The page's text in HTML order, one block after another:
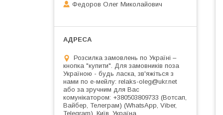
Федоров Олег Миколайович
Розсилка замовлень по Україні –
кнопка "купити". Для замовників поза
Україною - будь ласка, зв'яжіться з
нами по е-мейлу: relaks-oleg@ukr.net
або за зручним для Вас
комунікатором: +380503809733 (Вотсап,
Вайбер, Телеграм) (WhatsApp, Viber,
Telegram), Київ, Україна